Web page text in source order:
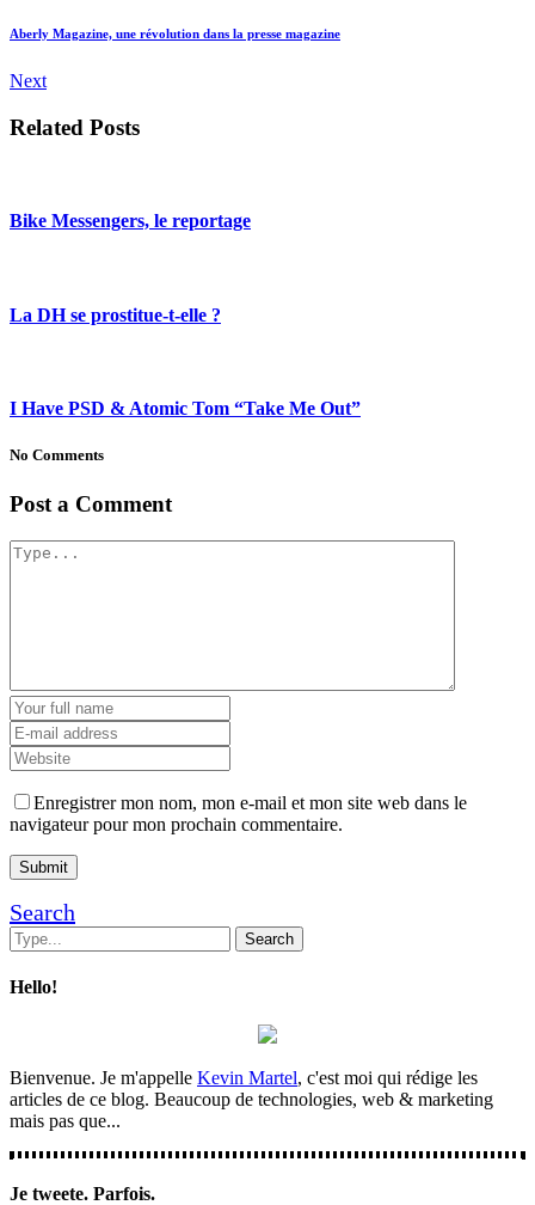
Aberly Magazine, une révolution dans la presse magazine
Next
Related Posts
Bike Messengers, le reportage
La DH se prostitue-t-elle ?
I Have PSD & Atomic Tom “Take Me Out”
No Comments
Post a Comment
Enregistrer mon nom, mon e-mail et mon site web dans le
navigateur pour mon prochain commentaire.
Search
Hello!
Bienvenue. Je m'appelle Kevin Martel, c'est moi qui rédige les
articles de ce blog. Beaucoup de technologies, web & marketing
mais pas que...
Je tweete. Parfois.